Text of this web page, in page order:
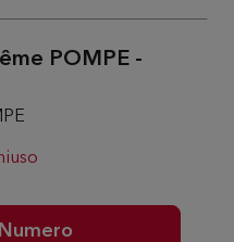
POMPE -
Numero